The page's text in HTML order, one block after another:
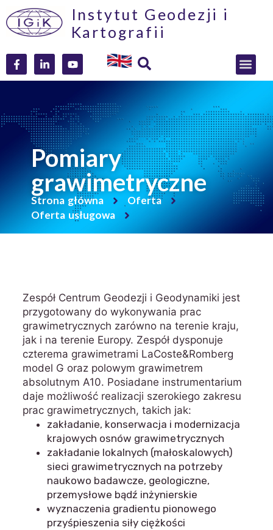
Instytut Geodezji i
Kartografii
Pomiary
grawimetryczne
Strona główna
Oferta
Oferta usługowa
Zespół Centrum Geodezji i Geodynamiki jest
przygotowany do wykonywania prac
grawimetrycznych zarówno na terenie kraju,
jak i na terenie Europy. Zespół dysponuje
czterema grawimetrami LaCoste&Romberg
model G oraz polowym grawimetrem
absolutnym A10. Posiadane instrumentarium
daje możliwość realizacji szerokiego zakresu
prac grawimetrycznych, takich jak:
zakładanie, konserwacja i modernizacja
krajowych osnów grawimetrycznych
zakładanie lokalnych (małoskalowych)
sieci grawimetrycznych na potrzeby
naukowo badawcze, geologiczne,
przemysłowe bądź inżynierskie
wyznaczenia gradientu pionowego
przyśpieszenia siły ciężkości